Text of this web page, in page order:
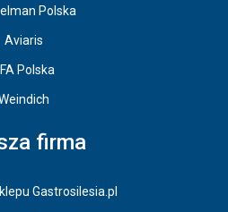
Polska
Aviaris
Polska
firma
Gastrosilesia.pl